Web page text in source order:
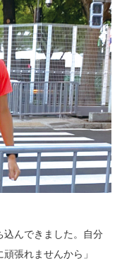
込んできました。自分
張れませんから」